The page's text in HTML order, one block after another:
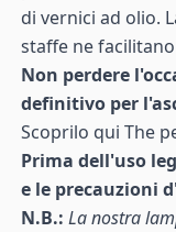
di vernici ad olio.
staffe ne
Non perdere
definitivo per
Scoprilo qui The
Prima dell'uso
e le precauzioni
N.B.: La nostra